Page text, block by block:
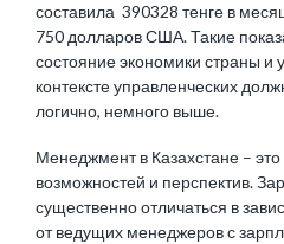
составила 390328 тенге в
750 долларов США. Такие
состояние экономики страны и
контексте управленческих
логично, немного выше.
Менеджмент в Казахстане –
возможностей и перспектив.
существенно отличаться в
от ведущих менеджеров с